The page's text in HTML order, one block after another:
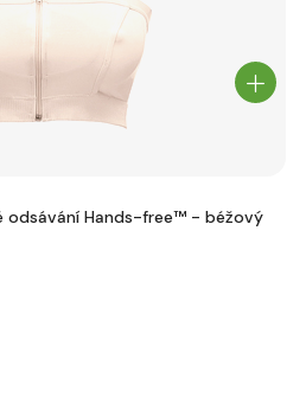
odsávání Hands-free™ - béžový